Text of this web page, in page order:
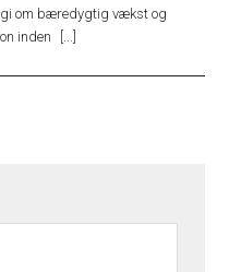
om bæredygtig vækst og
inden